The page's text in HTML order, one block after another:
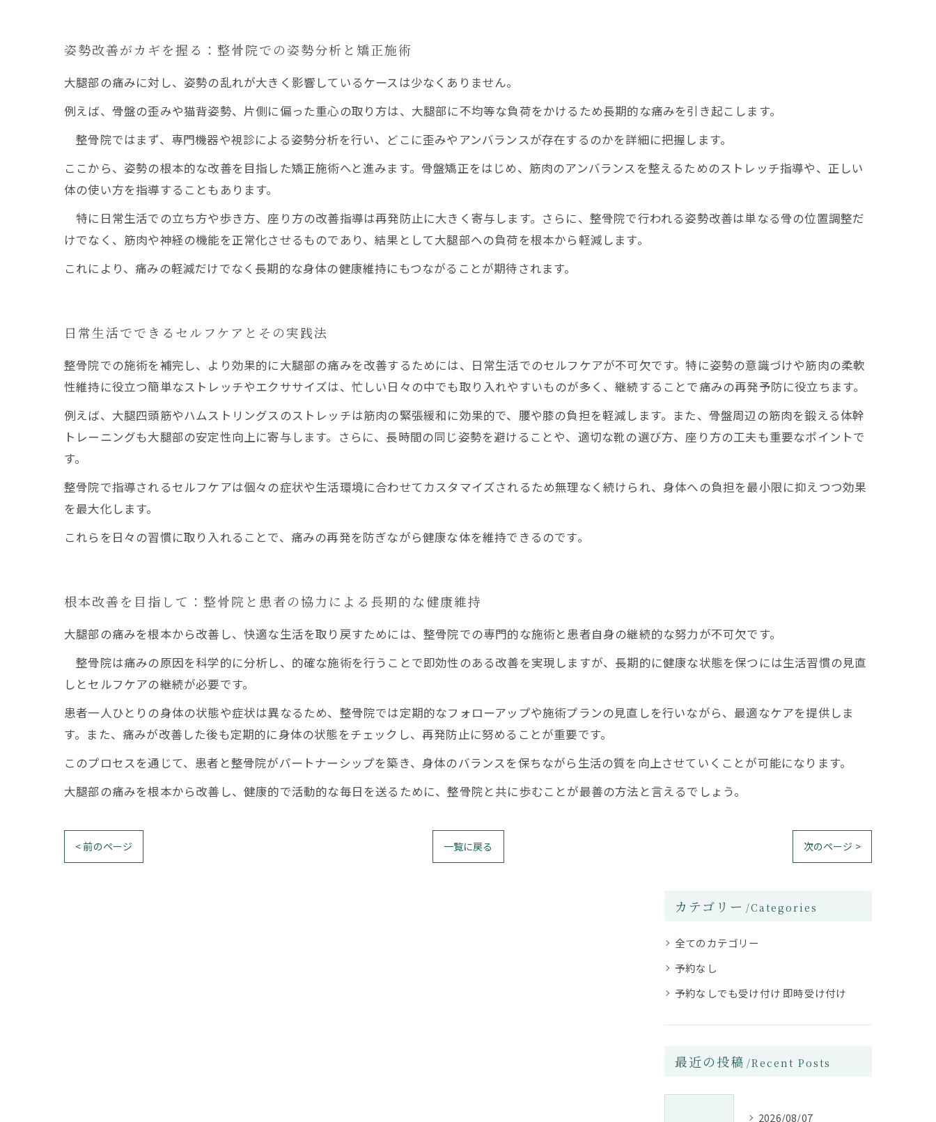
姿勢改善がカギを握る：整骨院での姿勢分析と矯正施術
大腿部の痛みに対し、姿勢の乱れが大きく影響しているケースは少なくありません。
例えば、骨盤の歪みや猫背姿勢、片側に偏った重心の取り方は、大腿部に不均等な負荷をかけるため長期的な痛みを引き起こします。
整骨院ではまず、専門機器や視診による姿勢分析を行い、どこに歪みやアンバランスが存在するのかを詳細に把握します。
ここから、姿勢の根本的な改善を目指した矯正施術へと進みます。骨盤矯正をはじめ、筋肉のアンバランスを整えるためのストレッチ指導や、正しい
体の使い方を指導することもあります。
特に日常生活での立ち方や歩き方、座り方の改善指導は再発防止に大きく寄与します。さらに、整骨院で行われる姿勢改善は単なる骨の位置調整だ
けでなく、筋肉や神経の機能を正常化させるものであり、結果として大腿部への負荷を根本から軽減します。
これにより、痛みの軽減だけでなく長期的な身体の健康維持にもつながることが期待されます。
日常生活でできるセルフケアとその実践法
整骨院での施術を補完し、より効果的に大腿部の痛みを改善するためには、日常生活でのセルフケアが不可欠です。特に姿勢の意識づけや筋肉の柔軟
性維持に役立つ簡単なストレッチやエクササイズは、忙しい日々の中でも取り入れやすいものが多く、継続することで痛みの再発予防に役立ちます。
例えば、大腿四頭筋やハムストリングスのストレッチは筋肉の緊張緩和に効果的で、腰や膝の負担を軽減します。また、骨盤周辺の筋肉を鍛える体幹
トレーニングも大腿部の安定性向上に寄与します。さらに、長時間の同じ姿勢を避けることや、適切な靴の選び方、座り方の工夫も重要なポイントで
す。
整骨院で指導されるセルフケアは個々の症状や生活環境に合わせてカスタマイズされるため無理なく続けられ、身体への負担を最小限に抑えつつ効果
を最大化します。
これらを日々の習慣に取り入れることで、痛みの再発を防ぎながら健康な体を維持できるのです。
根本改善を目指して：整骨院と患者の協力による長期的な健康維持
大腿部の痛みを根本から改善し、快適な生活を取り戻すためには、整骨院での専門的な施術と患者自身の継続的な努力が不可欠です。
整骨院は痛みの原因を科学的に分析し、的確な施術を行うことで即効性のある改善を実現しますが、長期的に健康な状態を保つには生活習慣の見直
しとセルフケアの継続が必要です。
患者一人ひとりの身体の状態や症状は異なるため、整骨院では定期的なフォローアップや施術プランの見直しを行いながら、最適なケアを提供しま
す。また、痛みが改善した後も定期的に身体の状態をチェックし、再発防止に努めることが重要です。
このプロセスを通じて、患者と整骨院がパートナーシップを築き、身体のバランスを保ちながら生活の質を向上させていくことが可能になります。
大腿部の痛みを根本から改善し、健康的で活動的な毎日を送るために、整骨院と共に歩むことが最善の方法と言えるでしょう。
< 前のページ 一覧に戻る 次のページ >
カテゴリー Categories
全てのカテゴリー
予約なし
予約なしでも受け付け 即時受け付け
最近の投稿 Recent Posts
2026/08/07